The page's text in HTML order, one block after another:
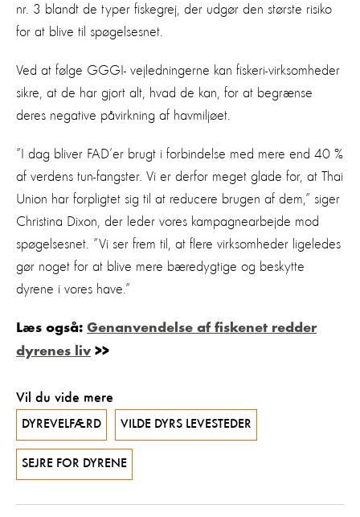
nr. 3 blandt de typer fiskegrej, der udgør den største risiko
for at blive til spøgelsesnet.
Ved at følge GGGI- vejledningerne kan fiskeri-virksomheder
sikre, at de har gjort alt, hvad de kan, for at begrænse
deres negative påvirkning af havmiljøet.
”I dag bliver FAD’er brugt i forbindelse med mere end 40 %
af verdens tun-fangster. Vi er derfor meget glade for, at Thai
Union har forpligtet sig til at reducere brugen af dem,” siger
Christina Dixon, der leder vores kampagnearbejde mod
spøgelsesnet. ”Vi ser frem til, at flere virksomheder ligeledes
gør noget for at blive mere bæredygtige og beskytte
dyrene i vores have.”
Læs også: Genanvendelse af fiskenet redder
dyrenes liv >>
Vil du vide mere
DYREVELFÆRD VILDE DYRS LEVESTEDER
SEJRE FOR DYRENE